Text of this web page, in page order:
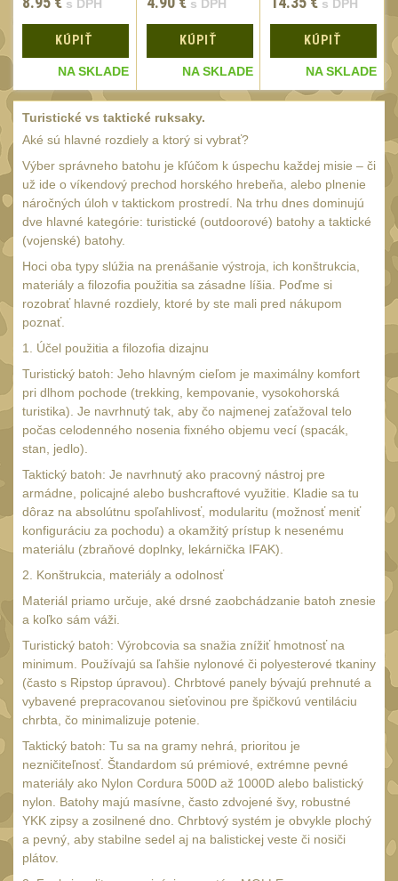
Méně než 200 lm
200 - 500 lm2
510 - 990 lm
1000 - 2000 lm 1
Nad 2000 lm8
Speciální svítilny12
Lovecké svítilny
Policejní svítilny 4
Vyhledávací svítilny
Čelové svetlá -
čelovky4
Svítilny pro
AA/AAA/14500 Li-Ion
baterie
2
Svítilny pro 18650
baterie5
Svítilny pro
CR123A/16340 Li-Ion
baterie3
Kapesní svítilny4
Svietidlá s magnetom
Potápačské svietidlá2
Laserové značkovače 9
Nabíjačky
Adaptér pro nabíječku
Akumulátory a baterie
186501
14500 / AA / AAA 4
16340 a CR123
s DPH
KÚPIŤ
NA SKLADE
s DPH
KÚPIŤ
NA SKLADE
s DPH
KÚPIŤ
NA SKLADE
Turistické vs taktické ruksaky.
Aké sú hlavné rozdiely a ktorý si vybrať?
Výber správneho batohu je kľúčom k úspechu každej misie – či
už ide o víkendový prechod horského hrebeňa, alebo plnenie
náročných úloh v taktickom prostredí. Na trhu dnes dominujú
dve hlavné kategórie: turistické (outdoorové) batohy a taktické
(vojenské) batohy.
Hoci oba typy slúžia na prenášanie výstroja, ich konštrukcia,
materiály a filozofia použitia sa zásadne líšia. Poďme si
rozobrať hlavné rozdiely, ktoré by ste mali pred nákupom
poznať.
1. Účel použitia a filozofia dizajnu
Turistický batoh: Jeho hlavným cieľom je maximálny komfort
pri dlhom pochode (trekking, kempovanie, vysokohorská
turistika). Je navrhnutý tak, aby čo najmenej zaťažoval telo
počas celodenného nosenia fixného objemu vecí (spacák,
stan, jedlo).
Taktický batoh: Je navrhnutý ako pracovný nástroj pre
armádne, policajné alebo bushcraftové využitie. Kladie sa tu
dôraz na absolútnu spoľahlivosť, modularitu (možnosť meniť
konfiguráciu za pochodu) a okamžitý prístup k nesenému
materiálu (zbraňové doplnky, lekárnička IFAK).
2. Konštrukcia, materiály a odolnosť
Materiál priamo určuje, aké drsné zaobchádzanie batoh znesie
a koľko sám váži.
Turistický batoh: Výrobcovia sa snažia znížiť hmotnosť na
minimum. Používajú sa ľahšie nylonové či polyesterové tkaniny
(často s Ripstop úpravou). Chrbtové panely bývajú prehnuté a
vybavené prepracovanou sieťovinou pre špičkovú ventiláciu
chrbta, čo minimalizuje potenie.
Taktický batoh: Tu sa na gramy nehrá, prioritou je
nezničiteľnosť. Štandardom sú prémiové, extrémne pevné
materiály ako Nylon Cordura 500D až 1000D alebo balistický
nylon. Batohy majú masívne, často zdvojené švy, robustné
YKK zipsy a zosilnené dno. Chrbtový systém je obvykle plochý
a pevný, aby stabilne sedel aj na balistickej veste či nosiči
plátov.